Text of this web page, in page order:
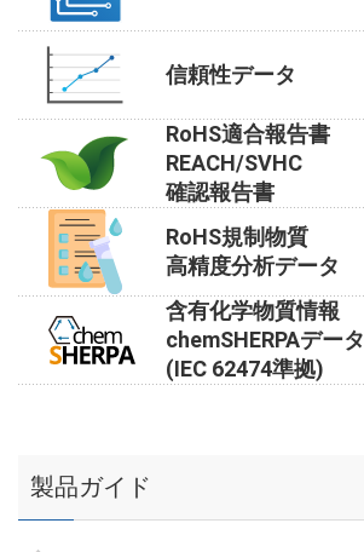
信頼性データ
RoHS適合報告書
REACH/SVHC
確認報告書
RoHS規制物質
高精度分析データ
含有化学物質情報
chemSHERPAデータ
(IEC 62474準拠)
製品ガイド